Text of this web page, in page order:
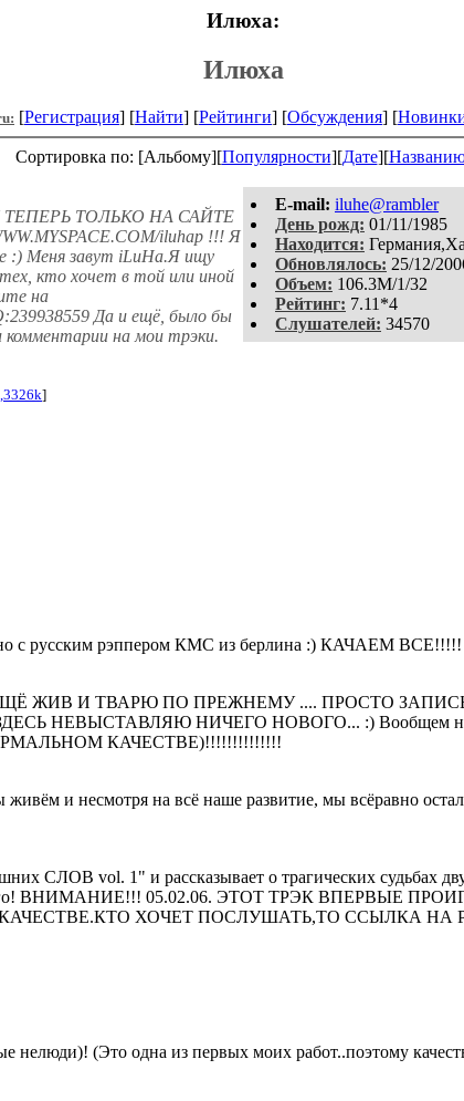
Илюха:
Илюха
[Регистрация] [Найти] [Рейтинги] [Обсуждения] [
Сортировка по: [Альбому][Популярности][Дате][
E-mail: iluhe@rambler
День рожд: 01/11/1985
Находится:
Обновлялось: 25/12/
Объем: 106.3M/1/32
Рейтинг: 7.11*4
Слушателей: 34570
ТОЛЬКО НА САЙТЕ
iluhap !!! Я
:) Меня завут iLuHa.Я ищу
кто хочет в той или иной
на
Да и ещё, было бы
комментарии на мои трэки.
]
с русским рэппером КМС из берлина :) КАЧАЕМ ВСЕ!!!!!
ЖИВ И ТВАРЮ ПО ПРЕЖНЕМУ .... ПРОСТО
НЕВЫСТАВЛЯЮ НИЧЕГО НОВОГО... :) Вообщем
КАЧЕСТВЕ)!!!!!!!!!!!!!!
и несмотря на всё наше развитие, мы всёравно
СЛОВ vol. 1" и рассказывает о трагических судьбах
ВНИМАНИЕ!!! 05.02.06. ЭТОТ ТРЭК ВПЕРВЫЕ
ХОЧЕТ ПОСЛУШАТЬ,ТО ССЫЛКА НА
нелюди)! (Это одна из первых моих работ..поэтому